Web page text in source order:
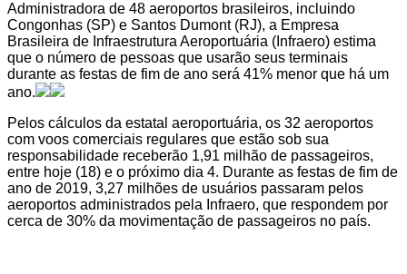
Administradora de 48 aeroportos brasileiros, incluindo
Congonhas (SP) e Santos Dumont (RJ), a Empresa
Brasileira de Infraestrutura Aeroportuária (Infraero) estima
que o número de pessoas que usarão seus terminais
durante as festas de fim de ano será 41% menor que há um
ano.
Pelos cálculos da estatal aeroportuária, os 32 aeroportos
com voos comerciais regulares que estão sob sua
responsabilidade receberão 1,91 milhão de passageiros,
entre hoje (18) e o próximo dia 4. Durante as festas de fim de
ano de 2019, 3,27 milhões de usuários passaram pelos
aeroportos administrados pela Infraero, que respondem por
cerca de 30% da movimentação de passageiros no país.